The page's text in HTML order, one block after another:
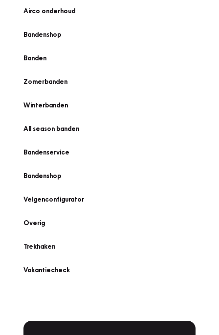
Airco onderhoud
Bandenshop
Banden
Zomerbanden
Winterbanden
All season banden
Bandenservice
Bandenshop
Velgenconfigurator
Overig
Trekhaken
Vakantiecheck